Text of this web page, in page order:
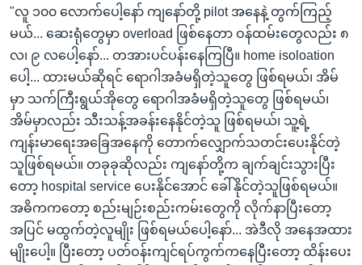
"လူ ၁၀၀ လောက်ပေါ့နော် ကျနော်တို့ pilot အနေနဲ့ တွက်ကြည့်
မယ်... ဆေးရုံတွေမှာ overload ဖြစ်နေတာ ဝန်ထမ်းတွေလည်း ၈
လ၊ ၉ လပေါ့နော်... တအားပင်ပန်းနေကြပြီ။ home isoloation
ပေါ့... ထားမယ်ဆိုရင် ရောဂါအခံမရှိတဲ့သူတွေ ဖြစ်ရမယ်၊ အိမ်
မှာ သက်ကြီးရွယ်အိုတွေ ရောဂါအခံမရှိတဲ့သူတွေ ဖြစ်ရမယ်၊
အိမ်မှာလည်း သီးသန့်အခန်းနေနိုင်တဲ့သူ ဖြစ်ရမယ်၊ သူ့ရဲ့
ကျန်းမာရေးအခြေအနေကို တောက်လျှောက်သတင်းပေးနိုင်တဲ့
သူဖြစ်ရမယ်။ တခုခုဆိုလည်း ကျနော်တို့က ချက်ချင်းသွားပြီး
တော့ hospital service ပေးနိုင်အောင် ခေါ်နိုင်တဲ့သူဖြစ်ရမယ်။
အဓိကကတော့ စည်းမျဉ်းစည်းကမ်းတွေကို လိုက်နာပြီးတော့
အပြင် မထွက်တဲ့လူမျိုး ဖြစ်ရမယ်ပေါ့နော်... အဲဒီလို အနေအထား
မျိုးပေါ့။ ပြီးတော့ ပတ်ဝန်းကျင်ရပ်ကွက်ကနေပြီးတော့ ထိန်းပေး